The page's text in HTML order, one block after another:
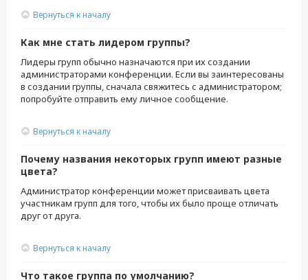
Вернуться к началу
Как мне стать лидером группы?
Лидеры групп обычно назначаются при их создании
администраторами конференции. Если вы заинтересованы
в создании группы, сначала свяжитесь с администратором;
попробуйте отправить ему личное сообщение.
Вернуться к началу
Почему названия некоторых групп имеют разные
цвета?
Администратор конференции может присваивать цвета
участникам групп для того, чтобы их было проще отличать
друг от друга.
Вернуться к началу
Что такое группа по умолчанию?